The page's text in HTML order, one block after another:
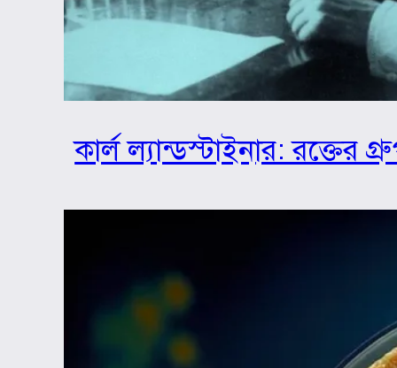
কার্ল ল্যান্ডস্টাইনার: রক্তের